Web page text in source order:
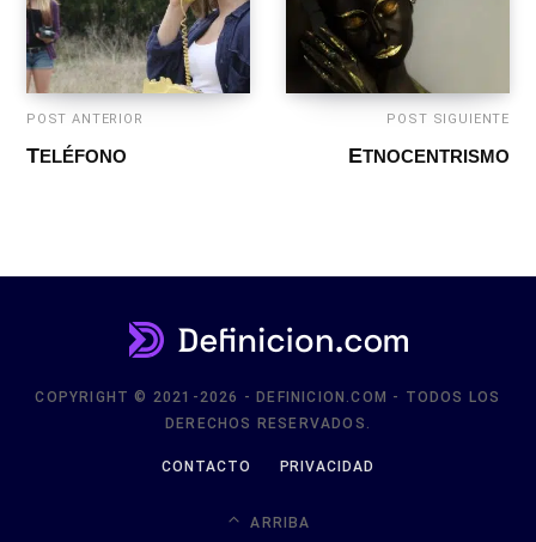
POST ANTERIOR
TELÉFONO
POST SIGUIENTE
ETNOCENTRISMO
COPYRIGHT © 2021-2026 - DEFINICION.COM - TODOS LOS
DERECHOS RESERVADOS.
CONTACTO PRIVACIDAD
ARRIBA